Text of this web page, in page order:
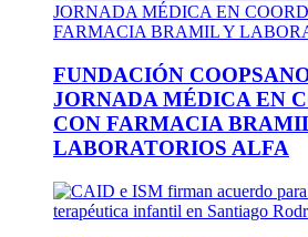
FUNDACIÓN
JORNADA MÉDICA EN
CON FARMACIA
LABORATORIOS ALFA